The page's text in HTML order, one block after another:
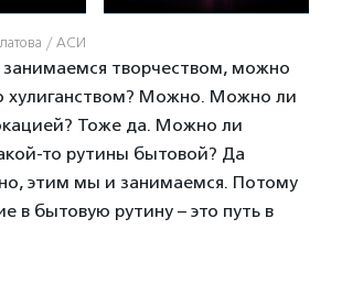
/ АСИ
творчеством, можно
хулиганством? Можно. Можно ли
Тоже да. Можно ли
то рутины бытовой? Да
этим мы и занимаемся. Потому
в бытовую рутину – это путь в